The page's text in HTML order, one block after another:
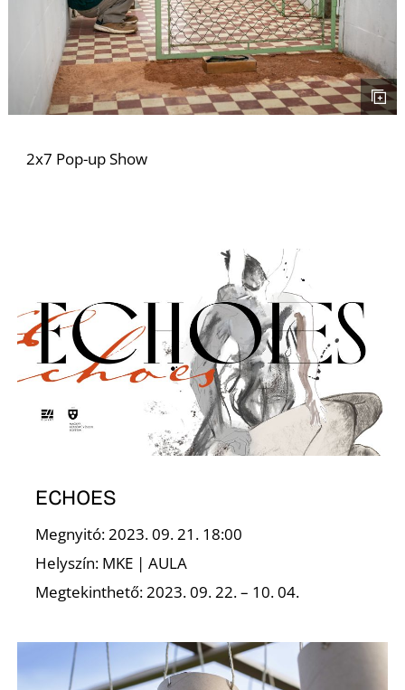
2x7 Pop-up Show
ECHOES
Megnyitó: 2023. 09. 21. 18:00
Helyszín: MKE | AULA
Megtekinthető: 2023. 09. 22. – 10. 04.